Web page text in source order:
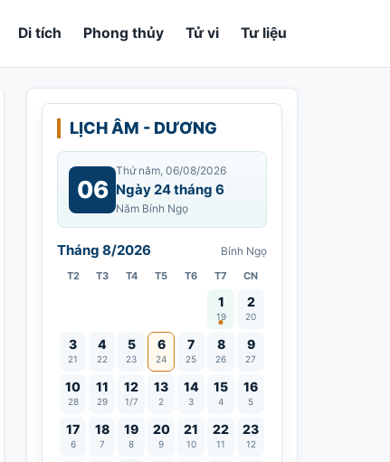
Di tích Phong thủy Tử vi Tư liệu
LỊCH ÂM - DƯƠNG
06
Thứ năm, 06/08/2026
Ngày 24 tháng 6
Năm Bính Ngọ
Tháng 8/2026 Bính Ngọ
T2 T3 T4 T5 T6 T7 CN
1
19
Vía Quán Thế Âm thành đạo
2
20
3
21
4
22
5
23
6
24
7
25
8
26
9
27
10
28
11
29
12
1/7
13
2
14
3
15
4
16
5
17
6
18
7
19
8
20
9
21
10
22
11
23
12